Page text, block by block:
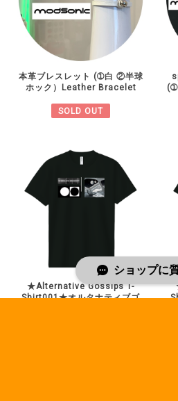
本革ブレスレット (➀白 ②半球
ホック）Leather Bracelet
SOLD OUT
(➀
★Alternative Gossips T-
Shirt001★オルタナティブゴ
ショップに